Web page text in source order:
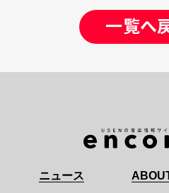
一覧へ
ニュース